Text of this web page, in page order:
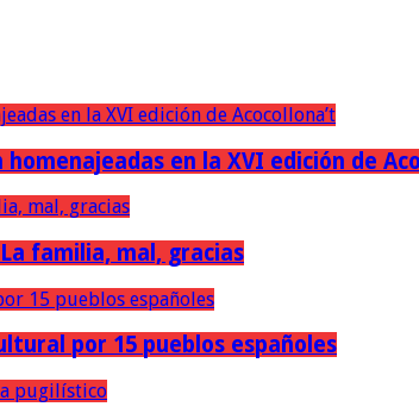
homenajeadas en la XVI edición de
familia, mal, gracias
por 15 pueblos españoles